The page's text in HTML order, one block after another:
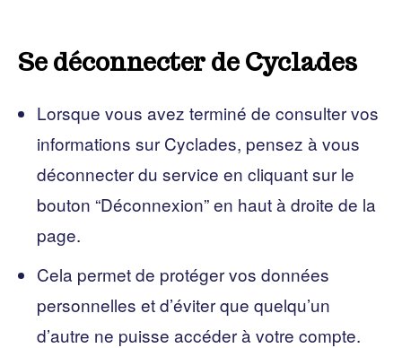
Se déconnecter de Cyclades
Lorsque vous avez terminé de consulter vos
informations sur Cyclades, pensez à vous
déconnecter du service en cliquant sur le
bouton “Déconnexion” en haut à droite de la
page.
Cela permet de protéger vos données
personnelles et d’éviter que quelqu’un
d’autre ne puisse accéder à votre compte.